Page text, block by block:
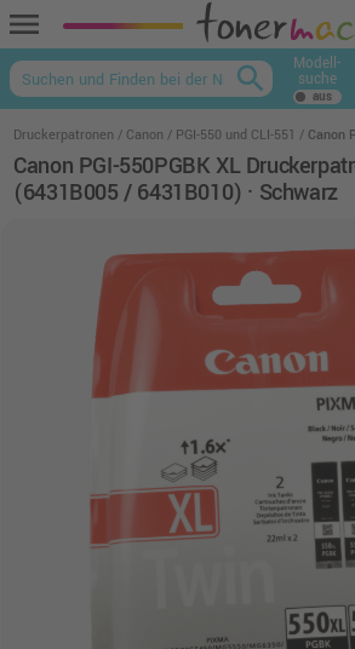
menu
keyboard_arrow_up
search Modell-
suche
Druckerpatronen Canon PGI-550 und CLI-551 Canon
Canon PGI-550PGBK XL
(6431B005 / 6431B010) · Schwarz